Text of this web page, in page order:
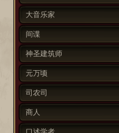
大音乐家
间谍
神圣建筑师
元万顷
司农司
商人
口述学者